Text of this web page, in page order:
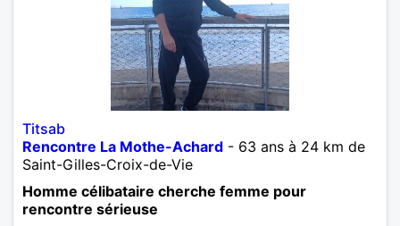
Titsab
Rencontre La Mothe-Achard - 63 ans à 24 km de
Saint-Gilles-Croix-de-Vie
Homme célibataire cherche femme pour
rencontre sérieuse